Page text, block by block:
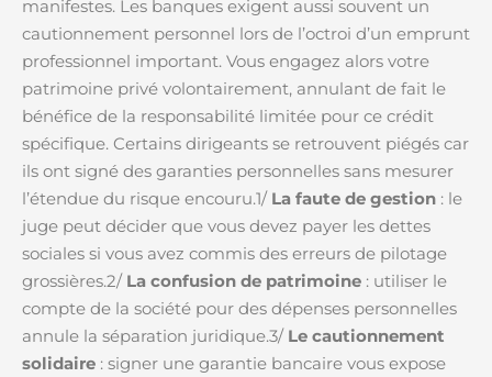
manifestes. Les banques exigent aussi souvent un
cautionnement personnel lors de l’octroi d’un emprunt
professionnel important. Vous engagez alors votre
patrimoine privé volontairement, annulant de fait le
bénéfice de la responsabilité limitée pour ce crédit
spécifique. Certains dirigeants se retrouvent piégés car
ils ont signé des garanties personnelles sans mesurer
l’étendue du risque encouru.1/ La faute de gestion : le
juge peut décider que vous devez payer les dettes
sociales si vous avez commis des erreurs de pilotage
grossières.2/ La confusion de patrimoine : utiliser le
compte de la société pour des dépenses personnelles
annule la séparation juridique.3/ Le cautionnement
solidaire : signer une garantie bancaire vous expose